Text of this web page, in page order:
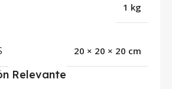
1 kg
20 × 20 × 20 cm
Relevante